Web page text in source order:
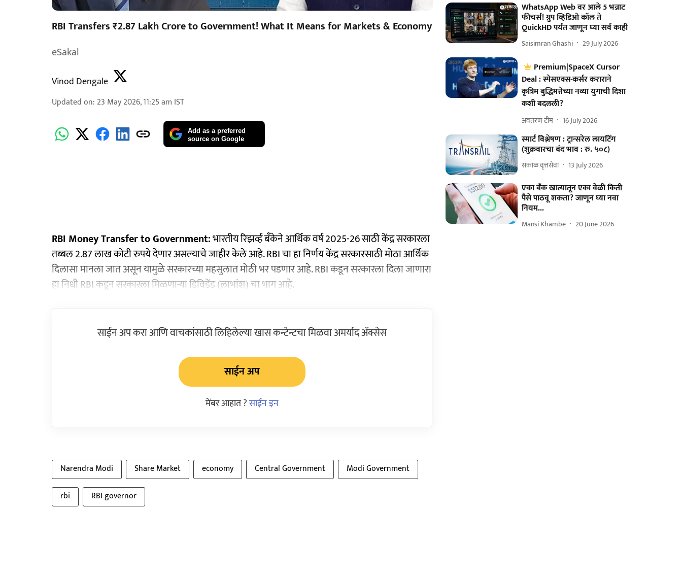
RBI Transfers ₹2.87 Lakh Crore to Government! What It Means for Markets & Economy
eSakal
Vinod Dengale
Updated on: 23 May 2026, 11:25 am IST
Add as a preferred
source on Google
RBI Money Transfer to Government:भारतीय रिझर्व्ह बँकेने आर्थिक वर्ष 2025-26 साठी केंद्र सरकारला
तब्बल 2.87 लाख कोटी रुपये देणार असल्याचे जाहीर केले आहे. RBI चा हा निर्णय केंद्र सरकारसाठी मोठा आर्थिक
दिलासा मानला जात असून यामुळे सरकारच्या महसुलात मोठी भर पडणार आहे. RBI कडून सरकारला दिला जाणारा
हा निधी RBI कडून सरकारला मिळणाऱ्या डिविडेंड (लाभांश) चा भाग आहे.
साईन अप करा आणि वाचकांसाठी लिहिलेल्या खास कन्टेन्टचा मिळवा अमर्याद ॲक्सेस
साईन अप
मेंबर आहात ?साईन इन
Narendra Modi Share Market economy Central Government
Modi Government
rbi
RBI governor
WhatsApp Web वर आले 5 भन्नाट
फीचर्स! ग्रुप व्हिडिओ कॉल ते
QuickHD पर्यंत जाणून घ्या सर्व काही
Saisimran Ghashi 29 July 2026
Premium|SpaceX Cursor
Deal : स्पेसएक्स-कर्सर कराराने
कृत्रिम बुद्धिमत्तेच्या नव्या युगाची दिशा
कशी बदलली?
अवतरण टीम 16 July 2026
स्मार्ट विश्लेषण : ट्रान्सरेल लायटिंग
(शुक्रवारचा बंद भाव : रु. ५०८)
सकाळ वृत्तसेवा 13 July 2026
एका बँक खात्यातून एका वेळी किती
पैसे पाठवू शकता? जाणून घ्या नवा
नियम...
Mansi Khambe 20 June 2026